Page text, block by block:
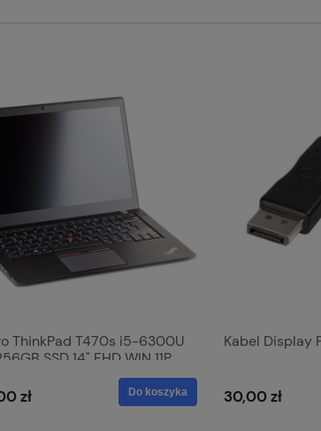
ThinkPad T470s i5-6300U
SSD 14" FHD WIN 11P
zł Do koszyka
Kabel Display
30,00 zł